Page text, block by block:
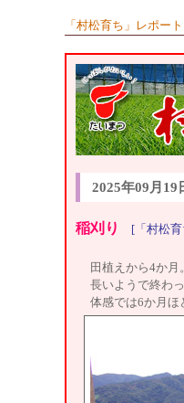
「村松育ち」レポート
2025年09月19
稲刈り [「村松
田植えから4か月
長いようで終わっ
体感では6か月ほ